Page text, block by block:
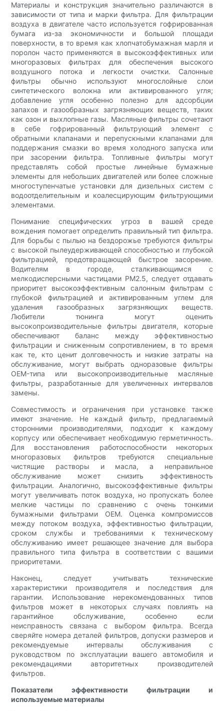
Материалы и конструкция значительно различаются в
зависимости от типа и марки фильтра. Для фильтрации
воздуха в двигателе часто используется гофрированная
бумага из-за экономичности и большой площади
поверхности, в то время как хлопчатобумажная марля и
поролон часто применяются в высокоэффективных или
многоразовых фильтрах для обеспечения высокого
воздушного потока и легкости очистки. Салонные
фильтры обычно используют многослойные слои
синтетического волокна или активированного угля;
добавление угля особенно полезно для адсорбции
запахов и газообразных загрязняющих веществ, таких
как озон и выхлопные газы. Масляные фильтры сочетают
в себе гофрированный фильтрующий элемент с
обратными клапанами и перепускными клапанами для
поддержания смазки во время холодного запуска или
при засорении фильтра. Топливные фильтры могут
представлять собой простые линейные бумажные
элементы для небольших двигателей или более сложные
многоступенчатые установки для дизельных систем с
водоотделительным и коалесцирующим фильтрующими
элементами.
Понимание специфических угроз в вашей среде
вождения помогает определить правильный тип фильтра.
Для борьбы с пылью на бездорожье требуются фильтры
с высокой пылеудерживающей способностью и глубокой
фильтрацией, предотвращающей быстрое засорение.
Водителям в городе, сталкивающимся с
мелкодисперсными частицами PM2.5, следует отдавать
приоритет высокоэффективным салонным фильтрам с
глубокой фильтрацией и активированным углем для
удаления газообразных загрязняющих веществ.
Любители тюнинга могут оценить
высокопроизводительные фильтры двигателя, которые
обеспечивают баланс между эффективностью
фильтрации и сниженным сопротивлением, в то время
как те, кто ценит долговечность и низкие затраты на
обслуживание, могут выбрать одноразовые фильтры
OEM-типа или высокопроизводительные масляные
фильтры, разработанные для увеличенных интервалов
замены.
Совместимость и ограничения при установке также
имеют значение. Не каждый фильтр, предлагаемый
сторонними производителями, подходит к каждому
корпусу или обеспечивает необходимую герметичность.
Для восстановления работоспособности некоторых
многоразовых фильтров требуются специальные
чистящие растворы и масла, а неправильное
обслуживание может снизить эффективность
фильтрации. Аналогично, высокоэффективные фильтры
могут увеличивать поток воздуха, но пропускать более
мелкие частицы по сравнению с очень тонкими
бумажными фильтрами OEM. Оценка компромиссов
между потоком воздуха, эффективностью фильтрации,
сроком службы и требованиями к техническому
обслуживанию имеет решающее значение для выбора
правильного типа фильтра в соответствии с вашими
приоритетами.
Наконец, следует учитывать технические
характеристики производителя и последствия для
гарантии. Использование нерекомендованных типов
фильтров может в некоторых случаях повлиять на
гарантийное обслуживание, особенно если
неисправность связана с выбором фильтра. Всегда
сверяйте номера деталей фильтров, допуски размеров и
рекомендуемые интервалы обслуживания с
руководством по эксплуатации вашего автомобиля и
рекомендациями авторитетных производителей
фильтров.
Показатели эффективности фильтрации и
используемые материалы